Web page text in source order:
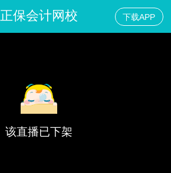
正保会计网校 下载APP
该直播已下架